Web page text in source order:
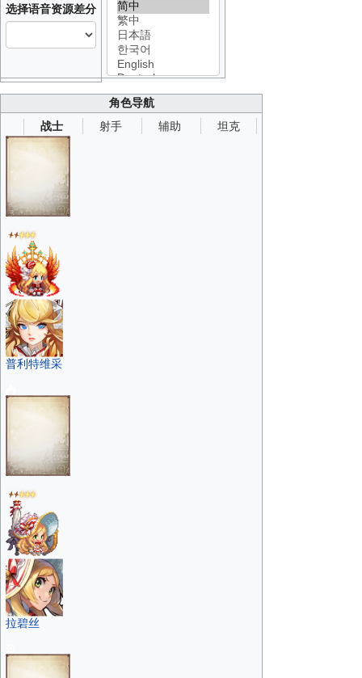
选择语音资源差分
角色导航
战士 射手 辅助 坦克
普利特维采
拉碧丝